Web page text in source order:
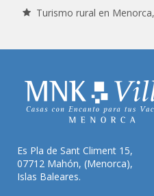
Turismo rural en
Es Pla de Sant Climent 15,
07712 Mahón, (Menorca),
Islas Baleares.